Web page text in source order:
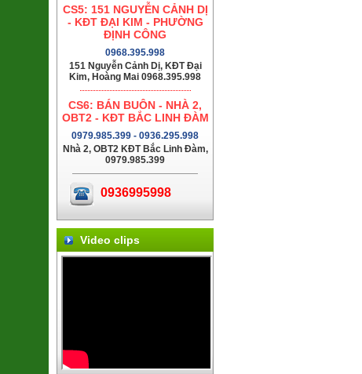
CS5: 151 NGUYỄN CẢNH DỊ
- KĐT ĐẠI KIM - PHƯỜNG
ĐỊNH CÔNG
0968.395.998
151 Nguyễn Cảnh Dị, KĐT Đại
Kim, Hoàng Mai 0968.395.998
CS6: BÁN BUÔN - NHÀ 2,
OBT2 - KĐT BẮC LINH ĐÀM
0979.985.399 - 0936.295.998
Nhà 2, OBT2 KĐT Bắc Linh Đàm,
0979.985.399
0936995998
Video clips